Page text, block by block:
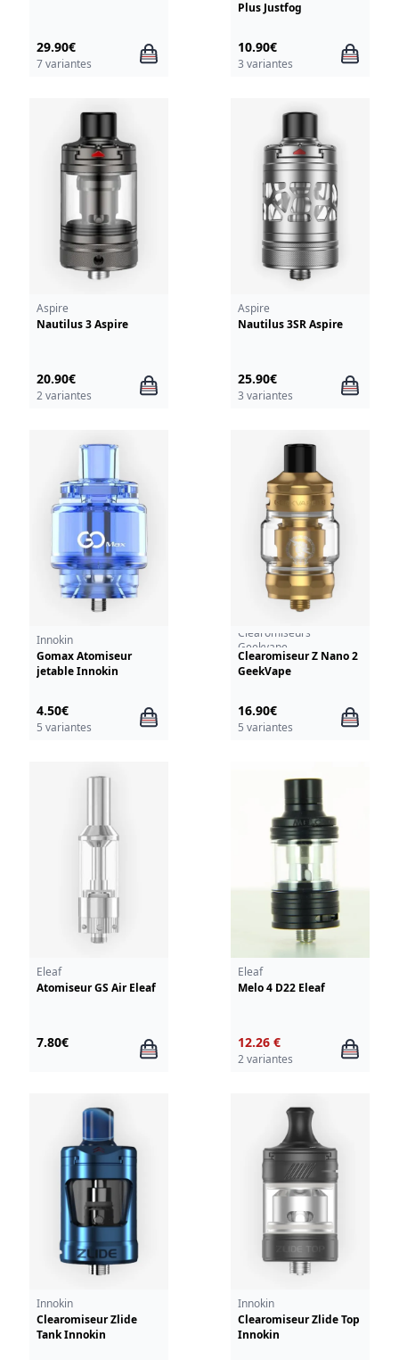
29.90€
7 variantes
Plus Justfog
10.90€
3 variantes
Aspire
Nautilus 3 Aspire
20.90€
2 variantes
Aspire
Nautilus 3SR Aspire
25.90€
3 variantes
Innokin
Gomax Atomiseur
jetable Innokin
4.50€
5 variantes
Clearomiseurs
Geekvape
Clearomiseur Z Nano 2
GeekVape
16.90€
5 variantes
Eleaf
Atomiseur GS Air Eleaf
7.80€
Eleaf
Melo 4 D22 Eleaf
12.26 €
2 variantes
Innokin
Clearomiseur Zlide
Tank Innokin
Innokin
Clearomiseur Zlide Top
Innokin